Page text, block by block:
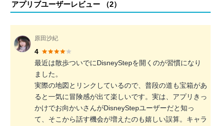
アプリブユーザーレビュー （2）
原田沙紀
4
最近は散歩ついでにDisneyStepを開くのが習慣になり
ました。
実際の地図とリンクしているので、普段の道も宝箱があ
ると一気に冒険感が出て楽しいです。実は、アプリきっ
かけでお向かいさんがDisneyStepユーザーだと知っ
て、そこから話す機会が増えたのも嬉しい誤算。キャラ